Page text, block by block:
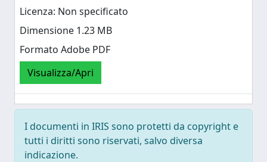
Licenza: Non specificato
Dimensione 1.23 MB
Formato Adobe PDF
Visualizza/Apri
I documenti in IRIS sono protetti da copyright e
tutti i diritti sono riservati, salvo diversa
indicazione.